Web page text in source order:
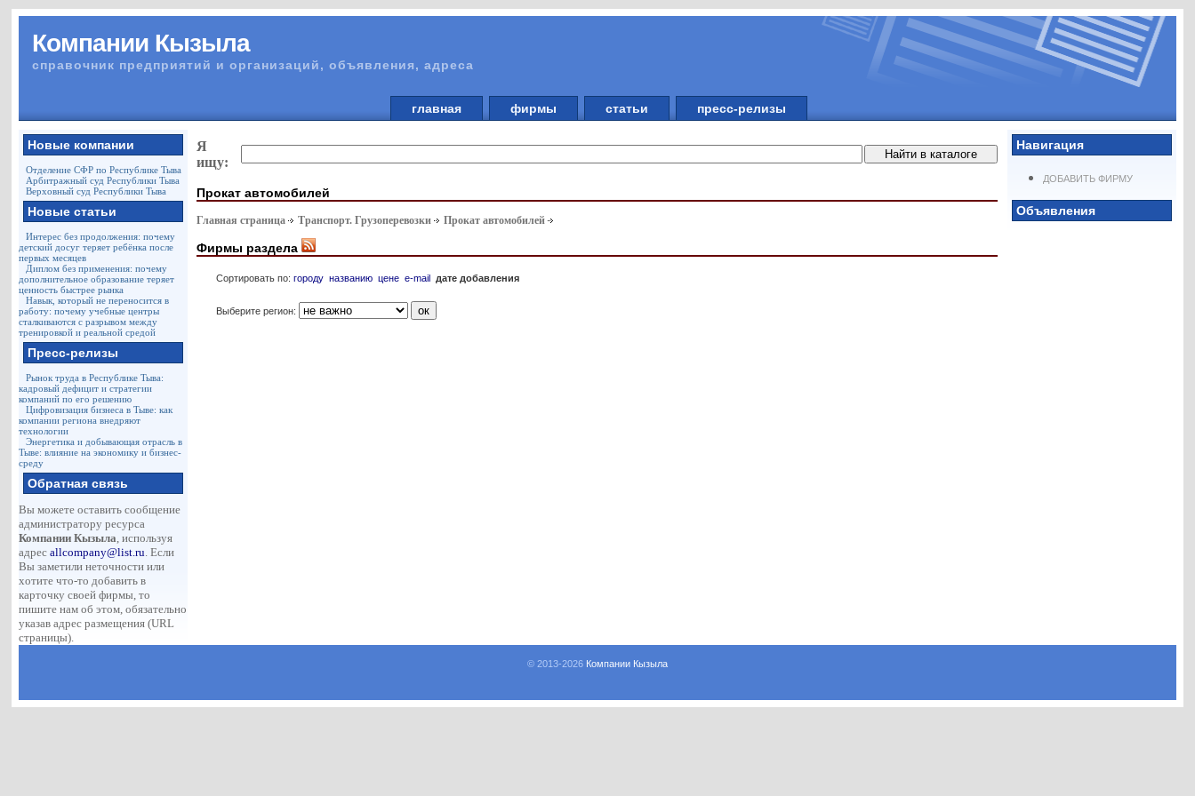
Компании Кызыла
справочник предприятий и организаций, объявления, адреса
главная фирмы статьи пресс-релизы
Новые компании
Отделение СФР по Республике Тыва
Арбитражный суд Республики Тыва
Верховный суд Республики Тыва
Новые статьи
Интерес без продолжения: почему
детский досуг теряет ребёнка после
первых месяцев
Диплом без применения: почему
дополнительное образование теряет
ценность быстрее рынка
Навык, который не переносится в
работу: почему учебные центры
сталкиваются с разрывом между
тренировкой и реальной средой
Пресс-релизы
Рынок труда в Республике Тыва:
кадровый дефицит и стратегии
компаний по его решению
Цифровизация бизнеса в Тыве: как
компании региона внедряют
технологии
Энергетика и добывающая отрасль в
Тыве: влияние на экономику и бизнес-
среду
Обратная связь
Вы можете оставить сообщение
администратору ресурса
Компании Кызыла, используя
адресallcompany@list.ru. Если
Вы заметили неточности или
хотите что-то добавить в
карточку своей фирмы, то
пишите нам об этом, обязательно
указав адрес размещения (URL
страницы).
Навигация
ДОБАВИТЬ ФИРМУ
Объявления
Я
ищу:
Прокат автомобилей
Главная страница Транспорт. Грузоперевозки Прокат автомобилей
Фирмы раздела
Сортировать по:городу названию цене e-mail дате добавления
Выберите регион:
© 2013-2026 Компании Кызыла